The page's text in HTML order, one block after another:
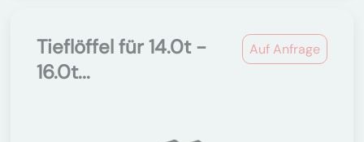
Auf Anfrage
Tieflöffel für 14.0t -
16.0t...